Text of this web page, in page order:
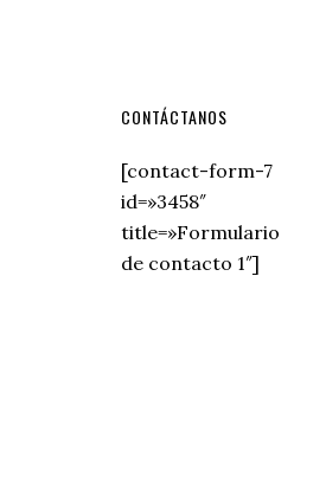
Secondary
Sidebar
CONTÁCTANOS
[contact-form-7
id=»3458″
title=»Formulario
de contacto 1″]